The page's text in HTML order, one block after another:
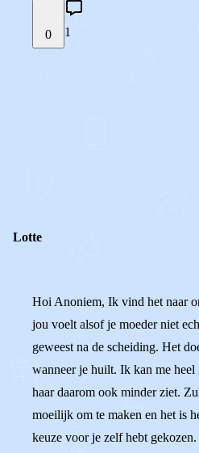
0 1
Lotte
Hoi Anoniem, Ik vind het naar
jou voelt alsof je moeder niet
geweest na de scheiding. Het
wanneer je huilt. Ik kan me heel
haar daarom ook minder ziet.
moeilijk om te maken en het is
keuze voor je zelf hebt